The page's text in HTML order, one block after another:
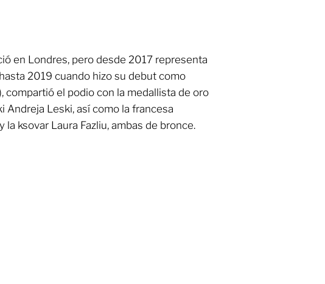
en Londres, pero desde 2017 representa
2019 cuando hizo su debut como
compartió el podio con la medallista de oro
Andreja Leski, así como la francesa
la ksovar Laura Fazliu, ambas de bronce.